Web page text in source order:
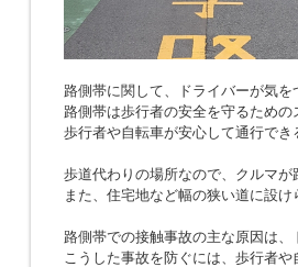
路側帯に関して、ドライバーが気を
路側帯は歩行者の安全を守るため
歩行者や自転車が安心して通行で
歩道代わりの場所なので、クルマ
また、住宅地など幅の狭い道に設
路側帯での接触事故の主な原因は
こうした事故を防ぐには、歩行者